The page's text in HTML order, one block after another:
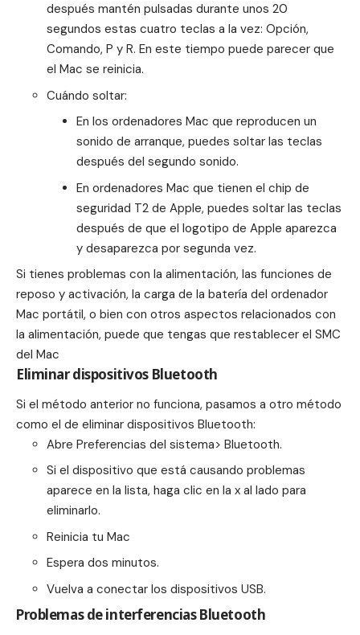
después mantén pulsadas durante unos 20
segundos estas cuatro teclas a la vez: Opción,
Comando, P y R. En este tiempo puede parecer que
el Mac se reinicia.
Cuándo soltar:
En los ordenadores Mac que reproducen un
sonido de arranque, puedes soltar las teclas
después del segundo sonido.
En ordenadores Mac que tienen el chip de
seguridad T2 de Apple, puedes soltar las teclas
después de que el logotipo de Apple aparezca
y desaparezca por segunda vez.
Si tienes problemas con la alimentación, las funciones de
reposo y activación, la carga de la batería del ordenador
Mac portátil, o bien con otros aspectos relacionados con
la alimentación, puede que tengas que restablecer el SMC
del Mac
Eliminar dispositivos Bluetooth
Si el método anterior no funciona, pasamos a otro método
como el de eliminar dispositivos Bluetooth:
Abre Preferencias del sistema> Bluetooth.
Si el dispositivo que está causando problemas
aparece en la lista, haga clic en la x al lado para
eliminarlo.
Reinicia tu Mac
Espera dos minutos.
Vuelva a conectar los dispositivos USB.
Problemas de interferencias Bluetooth